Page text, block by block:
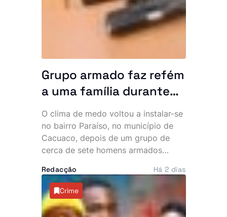
principais problemas do país. No
mesmo dia, o Chefe de Estado
recebeu ainda o embaixador
cessante do Vietname em Angola,
Grupo armado faz refém
a uma família durante
uma hora no bairro
Paraíso. Polícia vê
navios e poeira
O clima de medo voltou a instalar-se
no bairro Paraíso, no município de
Cacuaco, depois de um grupo de
cerca de sete homens armados
madrugada desta quinta-feira. Os
assaltantes roubaram mais de 500
mil kwanzas, telemóveis,
computadores, jóias e documentos,
Redacção Há 2 dias
Crime